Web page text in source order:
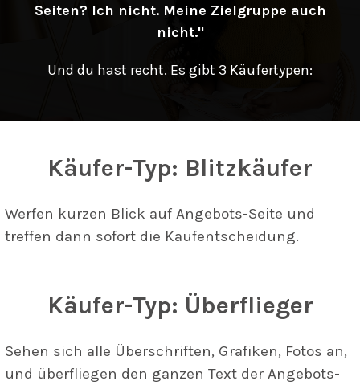
Seiten? Ich nicht. Meine Zielgruppe auch
nicht."
Und du hast recht. Es gibt 3 Käufertypen:
Käufer-Typ: Blitzkäufer
Werfen kurzen Blick auf Angebots-Seite und
treffen dann sofort die Kaufentscheidung.
Käufer-Typ: Überflieger
Sehen sich alle Überschriften, Grafiken, Fotos an,
und überfliegen den ganzen Text der Angebots-